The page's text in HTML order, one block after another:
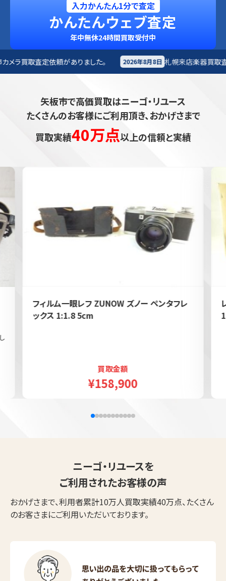
入力かんたん1分で査定
かんたんウェブ査定
年中無休24時間買取受付中
りました。 2026年8月8日 札幌来店 楽器買取査定依頼がありました。
矢板市で高価買取はニーゴ・リユース
たくさんのお客様にご利用頂き、おかげさまで
買取実績40万点以上の信頼と実績
フィルム一眼レフ ZUNOW ズノー ペンタフレ
ックス 1:1.8 5cm
買取金額
¥158,900
ニーゴ・リユースを
ご利用されたお客様の声
おかげさまで、利用者累計10万人買取実績40万点、たくさん
のお客さまにご利用いただいております。